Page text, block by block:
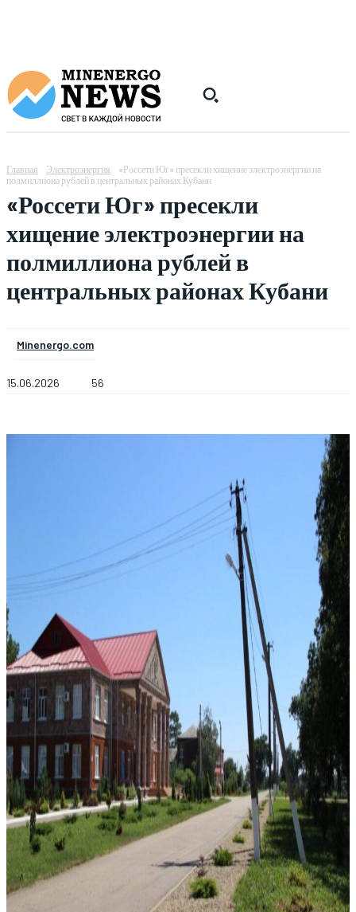
Главная Электроэнергия
«Россети Юг» пресекли хищение электроэнергии на
полмиллиона рублей в центральных районах Кубани
«Россети Юг» пресекли
хищение электроэнергии на
полмиллиона рублей в
центральных районах Кубани
Minenergo.com
15.06.2026 56